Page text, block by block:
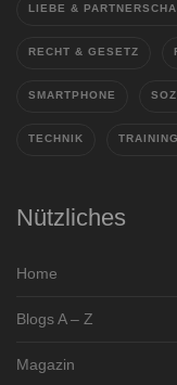
LIEBE &
RECHT & GESETZ
SMARTPHONE
TECHNIK
Nützliches
Home
Blogs A – Z
Magazin